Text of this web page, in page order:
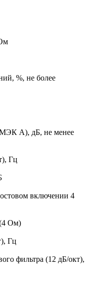
%, не более
А), дБ, не менее
Гц
включении 4
Ом)
Гц
фильтра (12 дБ/окт),